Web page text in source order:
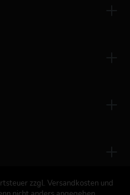
zzgl. Versandkosten und